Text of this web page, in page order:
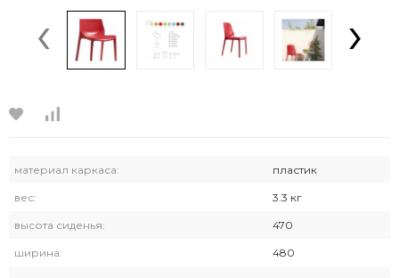
‹ ›
материал каркаса: пластик
вес: 3.3 кг
высота сиденья: 470
ширина: 480